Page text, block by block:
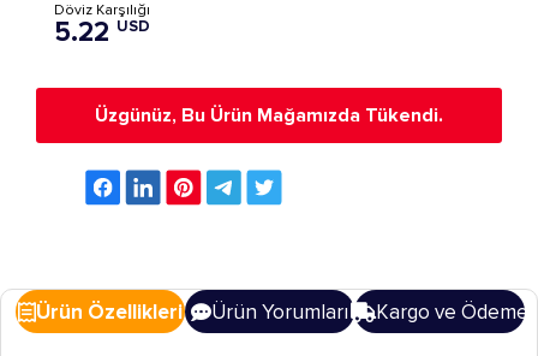
Döviz Karşılığı
5.22 USD
Üzgünüz, Bu Ürün Mağamızda Tükendi.
Ürün Özellikleri Ürün Yorumları Kargo ve Ödeme